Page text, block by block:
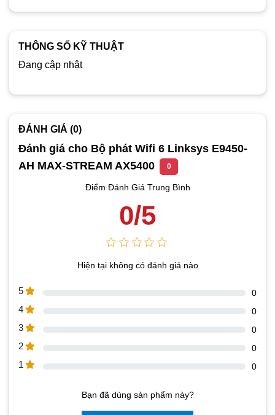
THÔNG SỐ KỸ THUẬT
Đang cập nhật
ĐÁNH GIÁ (0)
Đánh giá cho Bộ phát Wifi 6 Linksys E9450-
AH MAX-STREAM AX5400
0
Điểm Đánh Giá Trung Bình
0/5
Hiện tại không có đánh giá nào
5 0
4 0
3 0
2 0
1 0
Bạn đã dùng sản phẩm này?